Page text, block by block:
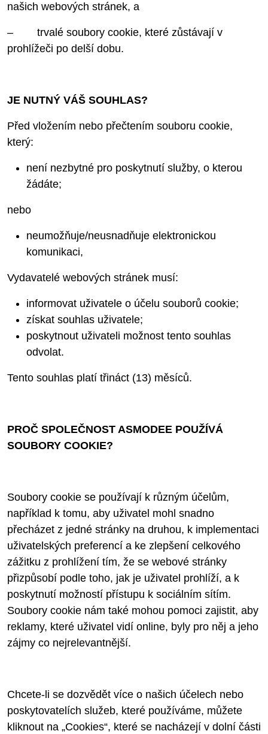
našich webových stránek, a
– trvalé soubory cookie, které zůstávají v
prohlížeči po delší dobu.
JE NUTNÝ VÁŠ SOUHLAS?
Před vložením nebo přečtením souboru cookie,
který:
není nezbytné pro poskytnutí služby, o kterou
žádáte;
nebo
neumožňuje/neusnadňuje elektronickou
komunikaci,
Vydavatelé webových stránek musí:
informovat uživatele o účelu souborů cookie;
získat souhlas uživatele;
poskytnout uživateli možnost tento souhlas
odvolat.
Tento souhlas platí třináct (13) měsíců.
PROČ SPOLEČNOST ASMODEE POUŽÍVÁ
SOUBORY COOKIE?
Soubory cookie se používají k různým účelům,
například k tomu, aby uživatel mohl snadno
přecházet z jedné stránky na druhou, k implementaci
uživatelských preferencí a ke zlepšení celkového
zážitku z prohlížení tím, že se webové stránky
přizpůsobí podle toho, jak je uživatel prohlíží, a k
poskytnutí možností přístupu k sociálním sítím.
Soubory cookie nám také mohou pomoci zajistit, aby
reklamy, které uživatel vidí online, byly pro něj a jeho
zájmy co nejrelevantnější.
Chcete-li se dozvědět více o našich účelech nebo
poskytovatelích služeb, které používáme, můžete
kliknout na „Cookies“, které se nacházejí v dolní části